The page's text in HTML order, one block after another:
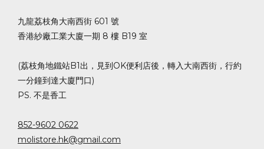
九龍荔枝角大南西街 601 號
香港紗廠工業大廈一期 8 樓 B19 室
(荔枝角地鐵站B1出，見到OK便利店後，轉入大南西街，行約
一分鐘到達大廈門口)
PS. 不是香工
852-9602 0622
molistore.hk@gmail.com